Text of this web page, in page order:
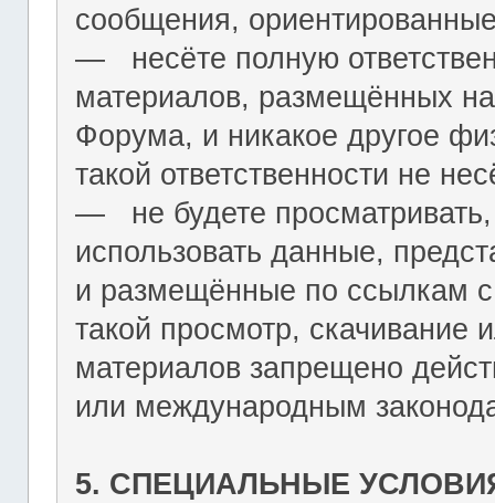
сообщения,
― несёте полную
материалов, размещённых
Форума, и никакое другое
такой ответственности не
― не будете
использовать данные,
и размещённые по ссылкам
такой просмотр, скачивание
материалов запрещено
или международным
5. СПЕЦИАЛЬНЫЕ